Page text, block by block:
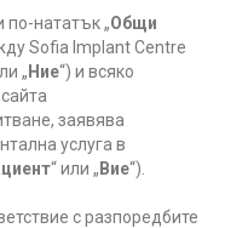
нататък „Общи
Sofia Implant Centre
„ Ние“) и всяко
заявява
услуга в
“ или „ Вие“).
с разпоредбите